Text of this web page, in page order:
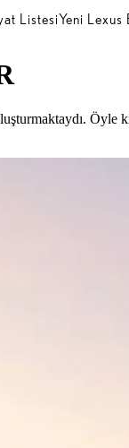
ListesiYeni Lexus
Öyle